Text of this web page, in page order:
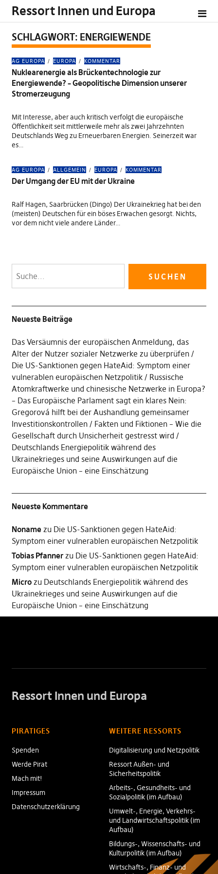
Ressort Innen und Europa
SCHLAGWORT: ENERGIEWENDE
AG EUROPA EUROPA KOMMENTAR
Nuklearenergie als Brückentechnologie zur
Energiewende? – Geopolitische Dimension unserer
Stromerzeugung
Mit Interesse, aber auch kritisch verfolgt die europäische
Öffentlichkeit seit mittlerweile mehr als zwei Jahrzehnten
Deutschlands Weg zu Erneuerbaren Energien. Seinerzeit war
es…
AG EUROPA ALLGEMEIN EUROPA KOMMENTAR
Der Umgang der EU mit der Ukraine
Ralf Hagen, Saarbrücken (Dingo) Der Ukrainekrieg hat bei den
(meisten) Deutschen für ein böses Erwachen gesorgt. Nichts,
vor dem nicht viele andere Länder…
Neueste Beiträge
Das Versäumnis der europäischen Anmeldung, das
Alter der Nutzer sozialer Netzwerke zu überprüfen
Die US-Sanktionen gegen HateAid: Symptom einer
vulnerablen europäischen Netzpolitik
Russische
Atomkraftwerke und chinesische Netzwerke in Europa?
– Das Europäische Parlament sagt ein klares Nein:
Gregorová hilft bei der Aushandlung gemeinsamer
Investitionskontrollen
Fakten und Fiktionen – Wie die
Gesellschaft durch Unsicherheit gestresst wird
Deutschlands Energiepolitik während des
Ukrainekrieges und seine Auswirkungen auf die
Europäische Union – eine Einschätzung
Neueste Kommentare
Nonamezu Die US-Sanktionen gegen HateAid:
Symptom einer vulnerablen europäischen Netzpolitik
Tobias Pfannerzu Die US-Sanktionen gegen HateAid:
Symptom einer vulnerablen europäischen Netzpolitik
Microzu Deutschlands Energiepolitik während des
Ukrainekrieges und seine Auswirkungen auf die
Europäische Union – eine Einschätzung
Ressort Innen und Europa
PIRATIGES
Spenden
Werde Pirat
Mach mit!
Impressum
Datenschutzerklärung
WEITERE RESSORTS
Digitalisierung und Netzpolitik
Ressort Außen- und
Sicherheitspolitik
Arbeits-, Gesundheits- und
Sozialpolitik (im Aufbau)
Umwelt-, Energie, Verkehrs-
und Landwirtschaftspolitik (im
Aufbau)
Bildungs-, Wissenschafts- und
Kulturpolitik (im Aufbau)
Wirtschafts-, Finanz- und